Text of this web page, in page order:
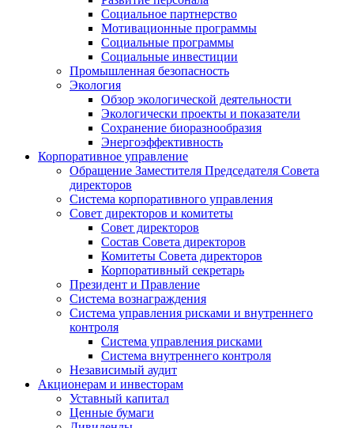
Социальное партнерство
Мотивационные программы
Социальные программы
Социальные инвестиции
Промышленная безопасность
Экология
Обзор экологической деятельности
Экологически проекты и показатели
Сохранение биоразнообразия
Энергоэффективность
Корпоративное управление
Обращение Заместителя Председателя Совета
директоров
Система корпоративного управления
Совет директоров и комитеты
Совет директоров
Состав Совета директоров
Комитеты Совета директоров
Корпоративный секретарь
Президент и Правление
Система вознаграждения
Система управления рисками и внутреннего
контроля
Система управления рисками
Система внутреннего контроля
Независимый аудит
Акционерам и инвесторам
Уставный капитал
Ценные бумаги